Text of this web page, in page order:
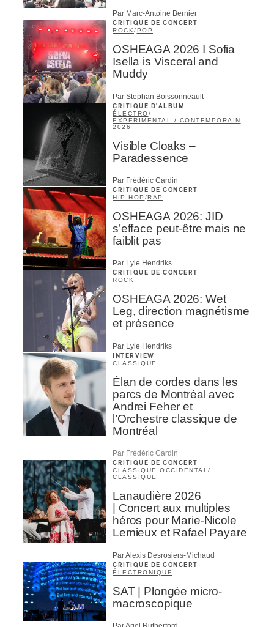
Par Marc-Antoine Bernier
CRITIQUE DE CONCERT
ROCK/POP
OSHEAGA 2026 I Sofia
Isella is Visceral and
Muddy
Par Stephan Boissonneault
CRITIQUE D'ALBUM
ÉLECTRO/
EXPÉRIMENTAL / CONTEMPORAIN
2026
Visible Cloaks –
Paradessence
Par Frédéric Cardin
CRITIQUE DE CONCERT
HIP-HOP /RAP
OSHEAGA 2026: JID
s’efface peut-être mais ne
faiblit pas
Par Lyle Hendriks
CRITIQUE DE CONCERT
ROCK
OSHEAGA 2026: Wet
Leg, direction magnétisme
et présence
Par Lyle Hendriks
INTERVIEW
CLASSIQUE
Élan de cordes dans les
parcs de Montréal avec
Andrei Feher et
l’Orchestre classique de
Montréal
Par Frédéric Cardin
CRITIQUE DE CONCERT
CLASSIQUE OCCIDENTAL/
CLASSIQUE
Lanaudière 2026
| Concert aux multiples
héros pour Marie-Nicole
Lemieux et Rafael Payare
Par Alexis Desrosiers-Michaud
CRITIQUE DE CONCERT
ÉLECTRONIQUE
SAT | Plongée micro-
macroscopique